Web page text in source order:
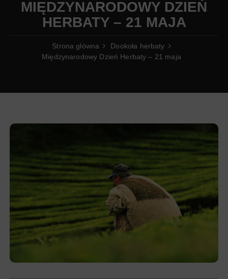
MIĘDZYNARODOWY DZIEŃ
HERBATY – 21 MAJA
Strona główna
Dookoła herbaty
Międzynarodowy Dzień Herbaty – 21 maja